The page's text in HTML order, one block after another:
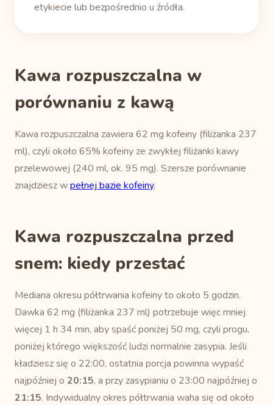
etykiecie lub bezpośrednio u źródła.
Kawa rozpuszczalna w
porównaniu z kawą
Kawa rozpuszczalna zawiera 62 mg kofeiny (filiżanka 237
ml), czyli około 65% kofeiny ze zwykłej filiżanki kawy
przelewowej (240 ml, ok. 95 mg). Szersze porównanie
znajdziesz wpełnej bazie kofeiny.
Kawa rozpuszczalna przed
snem: kiedy przestać
Mediana okresu półtrwania kofeiny to około 5 godzin.
Dawka 62 mg (filiżanka 237 ml) potrzebuje więc mniej
więcej 1 h 34 min, aby spaść poniżej 50 mg, czyli progu,
poniżej którego większość ludzi normalnie zasypia. Jeśli
kładziesz się o 22:00, ostatnia porcja powinna wypaść
najpóźniej o 20:15, a przy zasypianiu o 23:00 najpóźniej o
21:15. Indywidualny okres półtrwania waha się od około